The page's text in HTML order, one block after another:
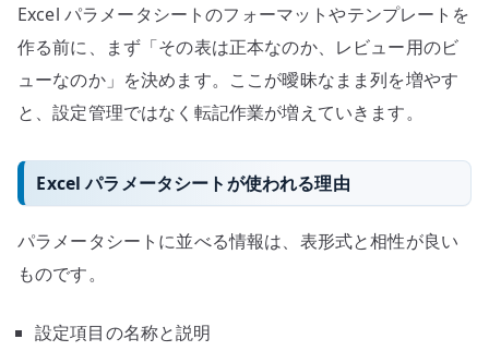
Excel パラメータシートのフォーマットやテンプレートを
作る前に、まず「その表は正本なのか、レビュー用のビ
ューなのか」を決めます。ここが曖昧なまま列を増やす
と、設定管理ではなく転記作業が増えていきます。
Excel パラメータシートが使われる理由
パラメータシートに並べる情報は、表形式と相性が良い
ものです。
設定項目の名称と説明